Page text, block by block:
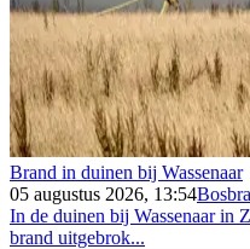
Brand in duinen bij Wassenaar
05 augustus 2026, 13:54
In de duinen bij Wassenaar in
brand uitgebrok...